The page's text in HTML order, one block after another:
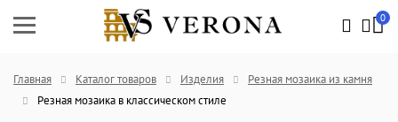
0
Главная Каталог товаров Изделия
Резная мозаика из камня
Резная мозаика в классическом стиле